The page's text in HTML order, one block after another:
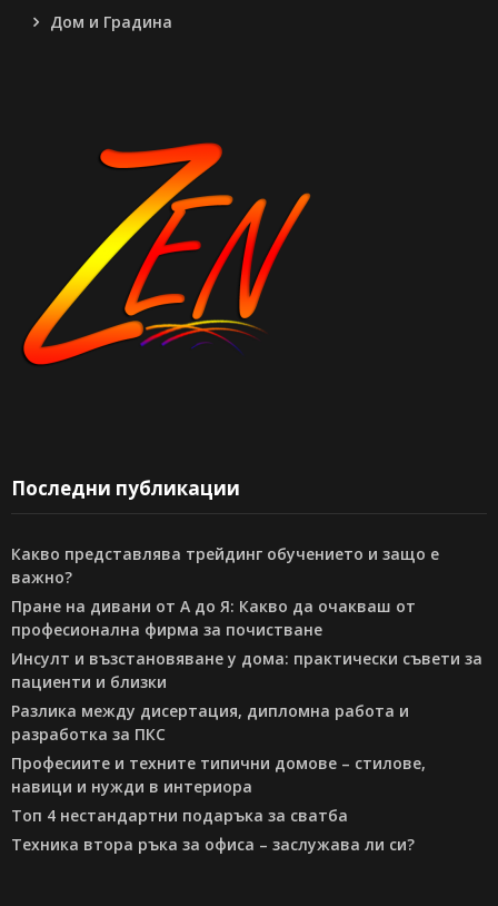
Дом и Градина
Последни публикации
Какво представлява трейдинг обучението и защо е
важно?
Пране на дивани от А до Я: Какво да очакваш от
професионална фирма за почистване
Инсулт и възстановяване у дома: практически съвети за
пациенти и близки
Разлика между дисертация, дипломна работа и
разработка за ПКС
Професиите и техните типични домове – стилове,
навици и нужди в интериора
Топ 4 нестандартни подаръка за сватба
Техника втора ръка за офиса – заслужава ли си?